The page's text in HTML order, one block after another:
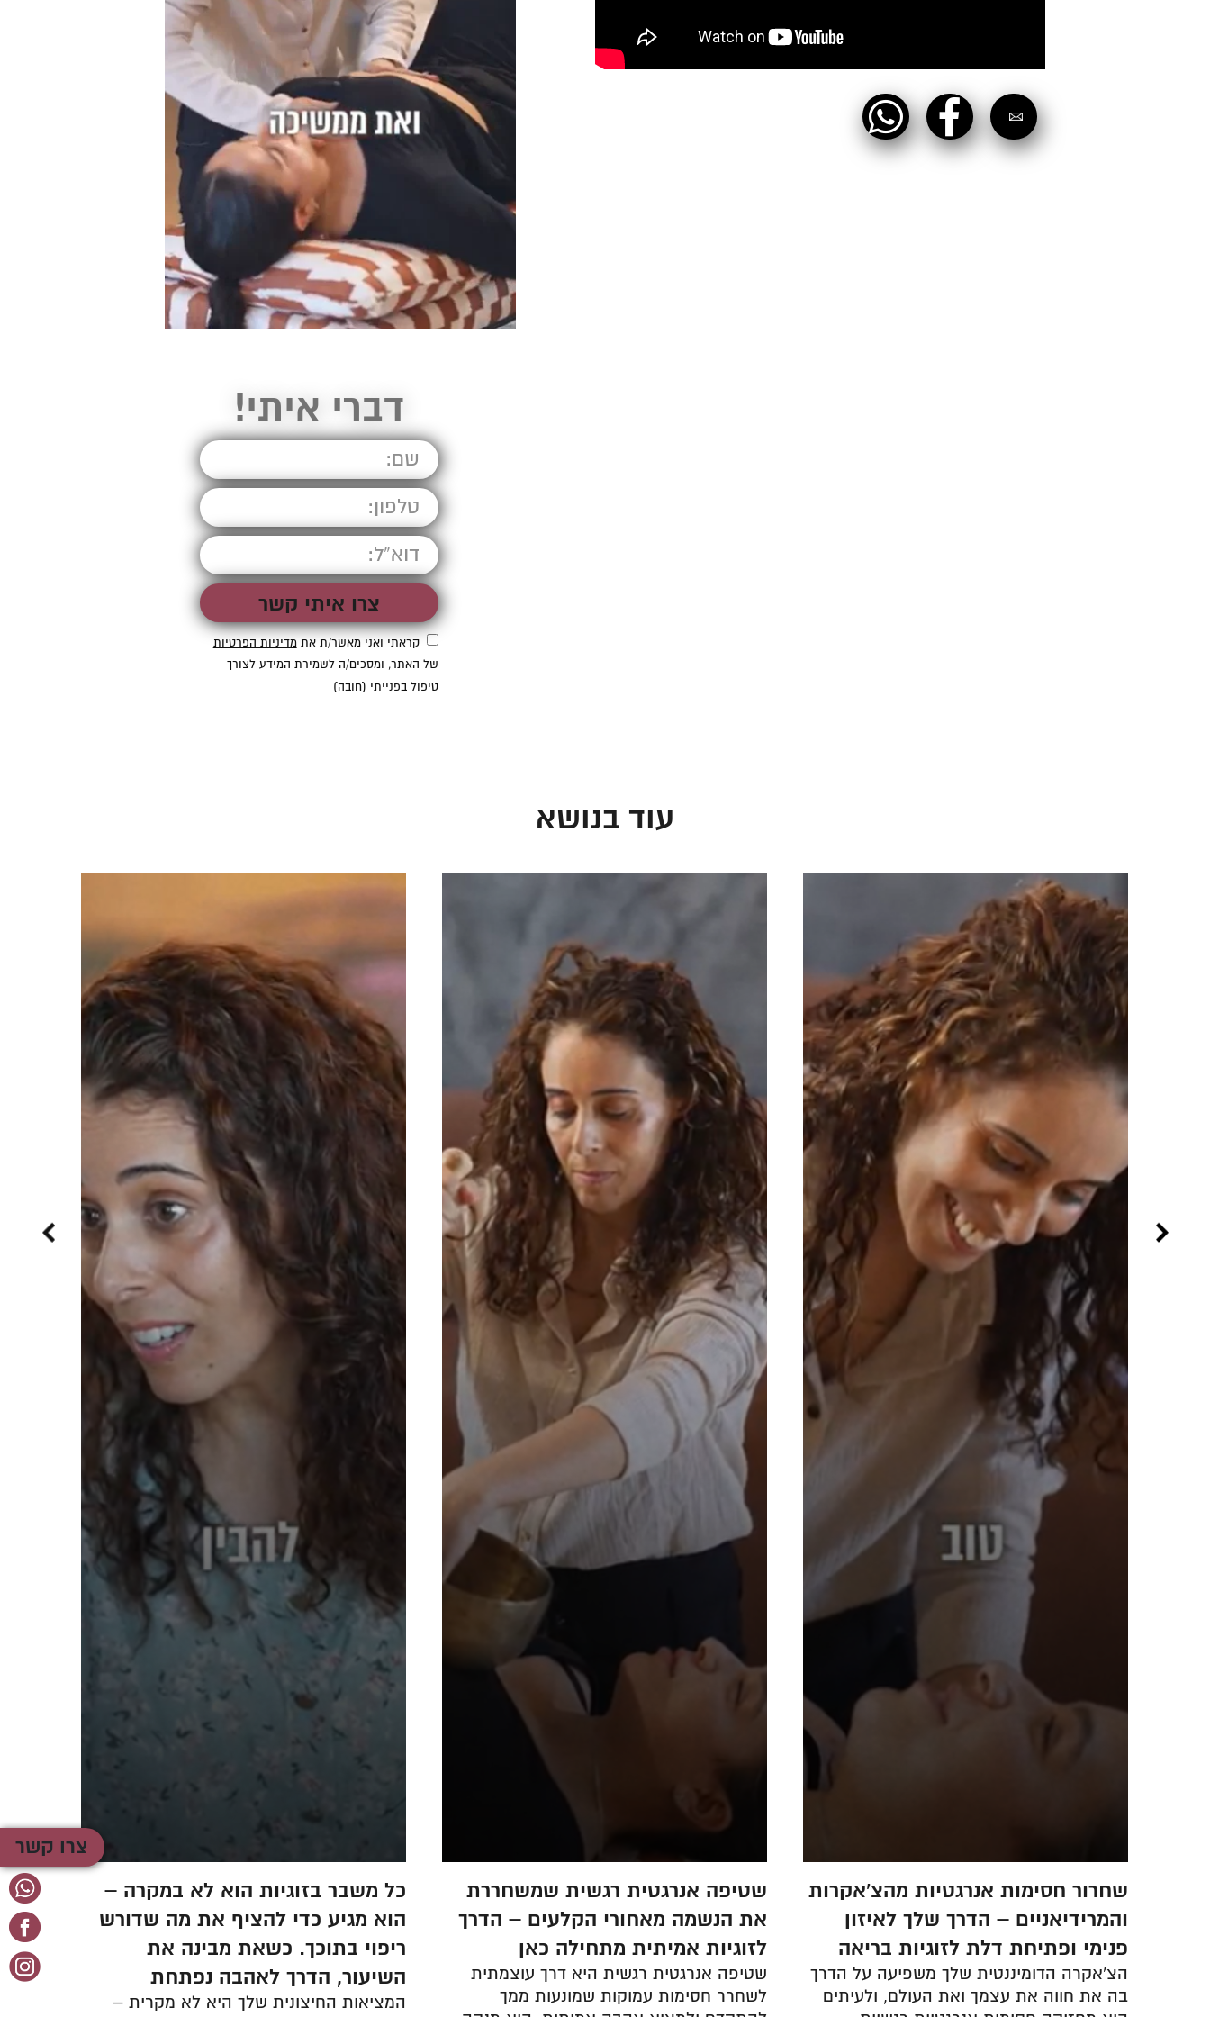
צרו קשר
של האתר, ומסכים/ה לשמירת
דברי איתי!
קראתי ואני מאשר/ת אתמדיניות הפרטיות
של האתר, ומסכים/ה לשמירת המידע לצורך
טיפול בפנייתי (חובה)
עוד בנושא
שחרור חסימות אנרגטיות מהצ'אקרות
והמרידיאניים – הדרך שלך לאיזון
פנימי ופתיחת דלת לזוגיות בריאה
הצ'אקרה הדומיננטית שלך משפיעה על הדרך
בה את חווה את עצמך ואת העולם, ולעיתים
שטיפה אנרגטית רגשית שמשחררת
את הנשמה מאחורי הקלעים – הדרך
לזוגיות אמיתית מתחילה כאן
שטיפה אנרגטית רגשית היא דרך עוצמתית
לשחרר חסימות עמוקות שמונעות ממך
כל משבר בזוגיות הוא לא במקרה –
הוא מגיע כדי להציף את מה שדורש
ריפוי בתוכך. כשאת מבינה את
השיעור, הדרך לאהבה נפתחת
המציאות החיצונית שלך היא לא מקרית –
גם
יש